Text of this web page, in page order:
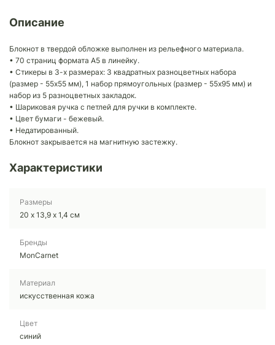
Описание
Блокнот в твердой обложке выполнен из рельефного материала.
• 70 страниц формата А5 в линейку.
• Стикеры в 3-х размерах: 3 квадратных разноцветных набора
(размер - 55х55 мм), 1 набор прямоугольных (размер - 55х95 мм) и
набор из 5 разноцветных закладок.
• Шариковая ручка с петлей для ручки в комплекте.
• Цвет бумаги - бежевый.
• Недатированный.
Блокнот закрывается на магнитную застежку.
Характеристики
Размеры
20 х 13,9 х 1,4 см
Бренды
MonCarnet
Материал
искусственная кожа
Цвет
синий